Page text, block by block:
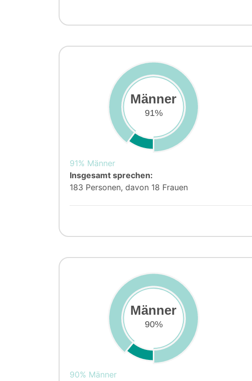
Männer
91%
91% Männer
Insgesamt sprechen:
183 Personen, davon 18 Frauen
Männer
90%
90% Männer